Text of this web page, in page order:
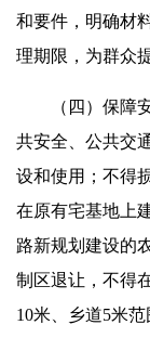
和要件，明确材
理期限，为群众
（四）保障安
共安全、公共交
设和使用；不得
在原有宅基地上
路新规划建设的
制区退让，不得
10米、乡道5米